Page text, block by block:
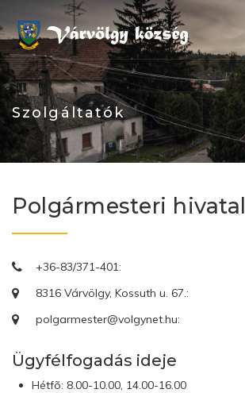
to
content
Szolgáltatók
Polgármesteri hivatal
+36-83/371-401:
8316 Várvölgy, Kossuth u. 67.:
polgarmester@volgynet.hu:
Ügyfélfogadás ideje
Hétfõ: 8.00-10.00, 14.00-16.00